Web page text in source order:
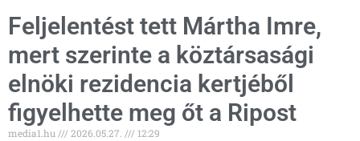
Feljelentést tett Mártha Imre,
mert szerinte a köztársasági
elnöki rezidencia kertjéből
figyelhette meg őt a Ripost
media1.hu 2026.05.27. 12:29